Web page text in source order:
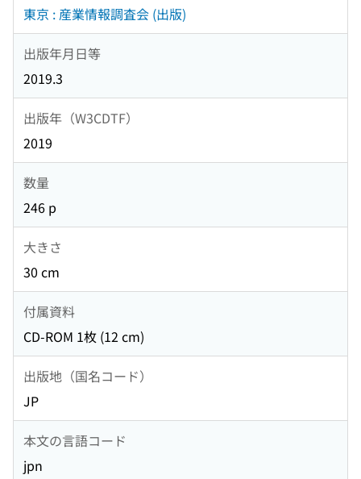
東京 : 産業情報調査会 (出版)
出版年月日等
2019.3
出版年（W3CDTF）
2019
数量
246 p
大きさ
30 cm
付属資料
CD-ROM 1枚 (12 cm)
出版地（国名コード）
JP
本文の言語コード
jpn